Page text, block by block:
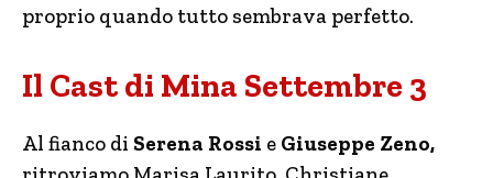
proprio quando tutto sembrava perfetto.
Il Cast di Mina Settembre 3
Al fianco di Serena Rossi e Giuseppe Zeno,